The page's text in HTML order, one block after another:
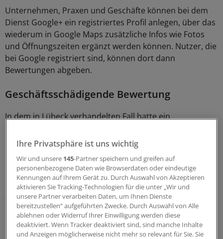
Unternehmen, Praxen und Geschäfte können bei dem
Dienst Google+ ein registriertes Profil anlegen, über das
wiederum in Google Maps zusätzliche Infos wie Fotos
und Öffnungszeiten ergänzt werden können. Nutzer, die
bei Google registriert sind, können dort dann
Bewertungen abgeben.
Geschäftsschädigende Bewertung
In dem in Lübeck verhandelten Fall hatte ein
des Klägers eine negative Ein-Sterne-Bewertung ohne
Kommentar abgegeben. Der Kläger geht davon aus,
dass die schlechte Bewertung nicht von einem Patienten
stammt. Er sah die Bewertung als geschäftsschädigend
an und als Verletzung seiner Persönlichkeitsrechte und
forderte zunächst erfolglos die Löschung durch Google.
Google hatte argumentiert, bei der Bewertung handele
es sich um eine nach Artikel 5 des Grundgesetzes
Ihre Privatsphäre ist uns wichtig
Wir und unsere 145-Partner speichern und greifen auf
personenbezogene Daten wie Browserdaten oder eindeutige
Kennungen auf Ihrem Gerät zu. Durch Auswahl von Akzeptieren
aktivieren Sie Tracking-Technologien für die unter „Wir und
unsere Partner verarbeiten Daten, um Ihnen Dienste
bereitzustellen“ aufgeführten Zwecke. Durch Auswahl von Alle
ablehnen oder Widerruf Ihrer Einwilligung werden diese
deaktiviert. Wenn Tracker deaktiviert sind, sind manche Inhalte
und Anzeigen möglicherweise nicht mehr so relevant für Sie. Sie